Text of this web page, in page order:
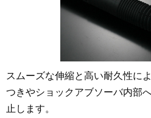
スムーズな伸縮と高い耐久性に
つきやショックアブソーバ内部
止します。